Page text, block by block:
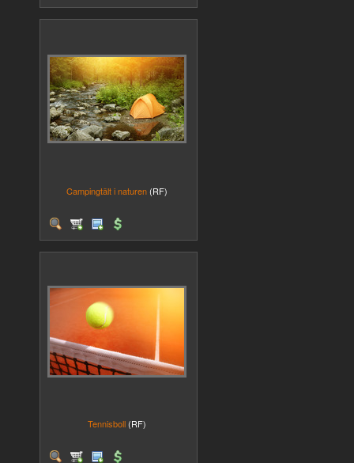
Campingtält i naturen (RF)
Tennisboll (RF)